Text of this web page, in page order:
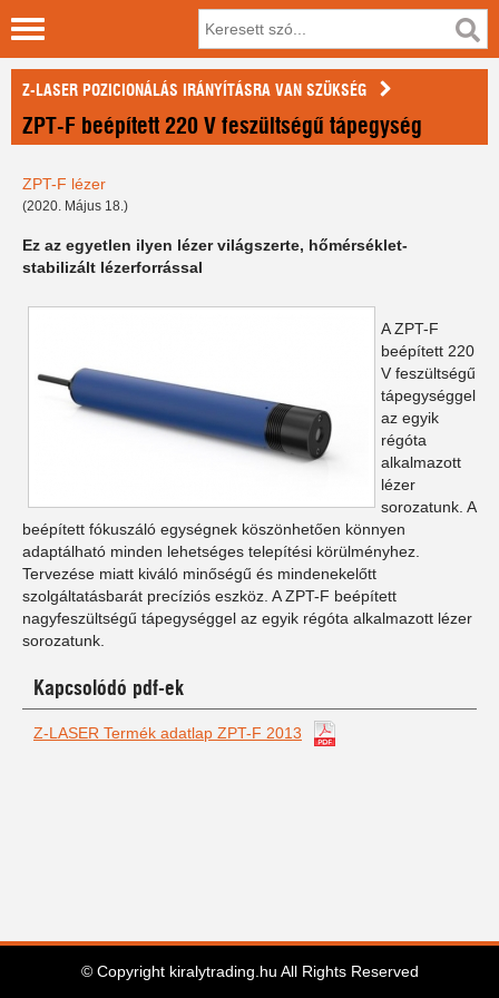
Z-LASER POZICIONÁLÁS IRÁNYÍTÁSRA VAN SZÜKSÉG
ZPT-F beépített 220 V feszültségű tápegység
ZPT-F lézer
(2020. Május 18.)
Ez az egyetlen ilyen lézer világszerte, hőmérséklet-
stabilizált lézerforrással
A ZPT-F
beépített 220
V feszültségű
tápegységgel
az egyik
régóta
alkalmazott
lézer
sorozatunk. A
beépített fókuszáló egységnek köszönhetően könnyen
adaptálható minden lehetséges telepítési körülményhez.
Tervezése miatt kiváló minőségű és mindenekelőtt
szolgáltatásbarát precíziós eszköz. A ZPT-F beépített
nagyfeszültségű tápegységgel az egyik régóta alkalmazott lézer
sorozatunk.
Kapcsolódó pdf-ek
Z-LASER Termék adatlap ZPT-F 2013
© Copyright kiralytrading.hu All Rights Reserved